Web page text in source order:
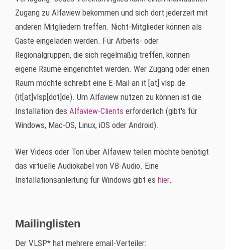
Zugang zu Alfaview bekommen und sich dort jederzeit mit
anderen Mitgliedern treffen. Nicht-Mitglieder können als
Gäste eingeladen werden. Für Arbeits- oder
Regionalgruppen, die sich regelmäßig treffen, können
eigene Räume eingerichtet werden. Wer Zugang oder einen
Raum möchte schreibt eine E-Mail an it [at] vlsp.de
(it[at]vlsp[dot]de). Um Alfaview nutzen zu können ist die
Installation des Alfaview-Clients erforderlich (gibt's für
Windows, Mac-OS, Linux, iOS oder Android).
Wer Videos oder Ton über Alfaview teilen möchte benötigt
das virtuelle Audiokabel von VB-Audio. Eine
Installationsanleitung für Windows gibt es hier.
Mailinglisten
Der VLSP* hat mehrere email-Verteiler: